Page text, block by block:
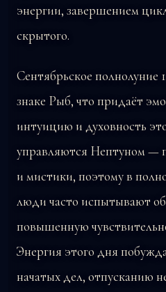
энергии, завершением
скрытого.
Сентябрьское полнолуние
знаке Рыб, что придаёт
интуицию и духовность
управляются Нептуном —
и мистики, поэтому в
люди часто испытывают
повышенную
Энергия этого дня
начатых дел, отпусканию